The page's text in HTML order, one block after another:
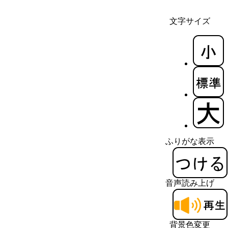
文字サイズ
ふりがな表示
音声読み上げ
背景色変更